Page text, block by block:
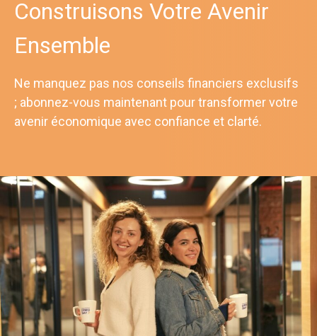
Construisons Votre Avenir
Ensemble
Ne manquez pas nos conseils financiers exclusifs
; abonnez-vous maintenant pour transformer votre
avenir économique avec confiance et clarté.